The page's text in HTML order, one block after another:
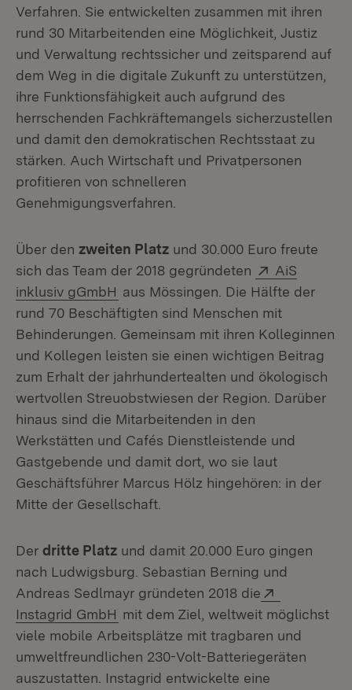
Verfahren. Sie entwickelten zusammen mit ihren
rund 30 Mitarbeitenden eine Möglichkeit, Justiz
und Verwaltung rechtssicher und zeitsparend auf
dem Weg in die digitale Zukunft zu unterstützen,
ihre Funktionsfähigkeit auch aufgrund des
herrschenden Fachkräftemangels sicherzustellen
und damit den demokratischen Rechtsstaat zu
stärken. Auch Wirtschaft und Privatpersonen
profitieren von schnelleren
Genehmigungsverfahren.
Über den zweiten Platz und 30.000 Euro freute
sich das Team der 2018 gegründeten
Extern:
AiS
inklusiv gGmbH (Öffnet in neuem Fenster)
aus Mössingen. Die Hälfte der
rund 70 Beschäftigten sind Menschen mit
Behinderungen. Gemeinsam mit ihren Kolleginnen
und Kollegen leisten sie einen wichtigen Beitrag
zum Erhalt der jahrhundertealten und ökologisch
wertvollen Streuobstwiesen der Region. Darüber
hinaus sind die Mitarbeitenden in den
Werkstätten und Cafés Dienstleistende und
Gastgebende und damit dort, wo sie laut
Geschäftsführer Marcus Hölz hingehören: in der
Mitte der Gesellschaft.
Der dritte Platz und damit 20.000 Euro gingen
nach Ludwigsburg. Sebastian Berning und
Andreas Sedlmayr gründeten 2018 die
Instagrid GmbH (Öffnet in neuem Fenster)
mit dem Ziel, weltweit möglichst
viele mobile Arbeitsplätze mit tragbaren und
umweltfreundlichen 230-Volt-Batteriegeräten
auszustatten. Instagrid entwickelte eine